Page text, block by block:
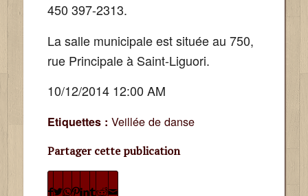
450 397-2313.
La salle municipale est située au 750,
rue Principale à Saint-Liguori.
10/12/2014 12:00 AM
Etiquettes : Veillée de danse
Partager cette publication